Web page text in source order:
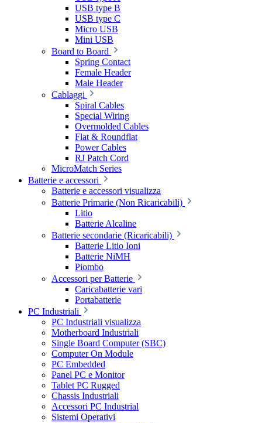
USB type B
USB type C
Micro USB
Mini USB
Board to Board
Spring Contact
Female Header
Male Header
Cablaggi
Spiral Cables
Special Wiring
Overmolded Cables
Flat & Roundflat
Power Cables
RJ Patch Cord
MicroMatch Series
Batterie e accessori
Batterie e accessori visualizza
Batterie Primarie (Non Ricaricabili)
Litio
Batterie Alcaline
Batterie secondarie (Ricaricabili)
Batterie Litio Ioni
Batterie NiMH
Piombo
Accessori per Batterie
Caricabatterie vari
Portabatterie
PC Industriali
PC Industriali visualizza
Motherboard Industriali
Single Board Computer (SBC)
Computer On Module
PC Embedded
Panel PC e Monitor
Tablet PC Rugged
Chassis Industriali
Accessori PC Industrial
Sistemi Operativi